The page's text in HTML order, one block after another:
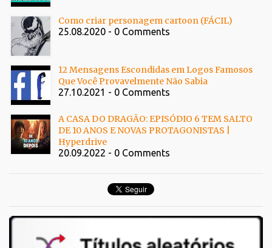
Como criar personagem cartoon (FÁCIL)
25.08.2020 - 0 Comments
12 Mensagens Escondidas em Logos Famosos
Que Você Provavelmente Não Sabia
27.10.2021 - 0 Comments
A CASA DO DRAGÃO: EPISÓDIO 6 TEM SALTO
DE 10 ANOS E NOVAS PROTAGONISTAS |
Hyperdrive
20.09.2022 - 0 Comments